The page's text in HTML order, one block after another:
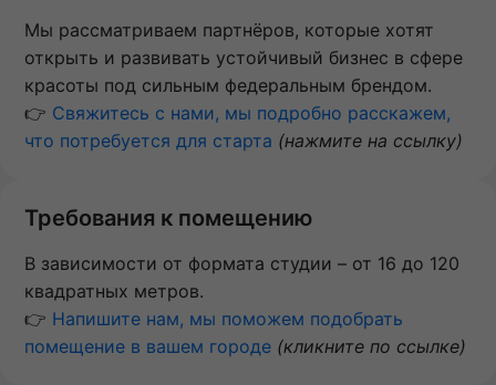
Мы рассматриваем партнёров, которые хотят
открыть и развивать устойчивый бизнес в сфере
красоты под сильным федеральным брендом.
👉 Свяжитесь с нами, мы подробно расскажем,
что потребуется для старта (нажмите на ссылку)
Требования к помещению
В зависимости от формата студии – от 16 до 120
квадратных метров.
👉 Напишите нам, мы поможем подобрать
помещение в вашем городе (кликните по ссылке)